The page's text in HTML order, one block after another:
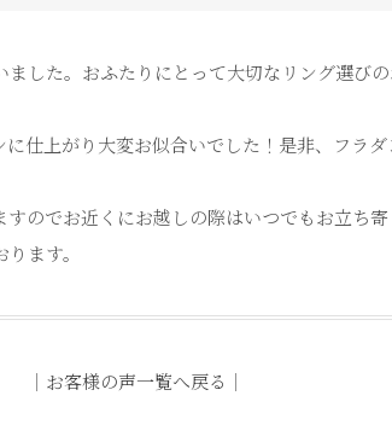
した。おふたりにとって大切なリング選び
仕上がり大変お似合いでした！是非、フラ
のでお近くにお越しの際はいつでもお立ち
ます。
｜ お客様の声一覧へ戻る ｜